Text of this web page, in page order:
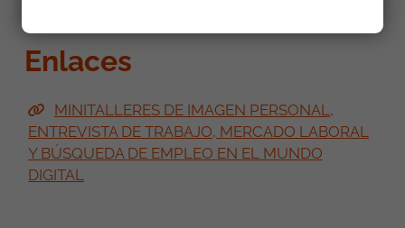
Enlaces
MINITALLERES DE IMAGEN PERSONAL,
ENTREVISTA DE TRABAJO, MERCADO LABORAL
Y BÚSQUEDA DE EMPLEO EN EL MUNDO
DIGITAL